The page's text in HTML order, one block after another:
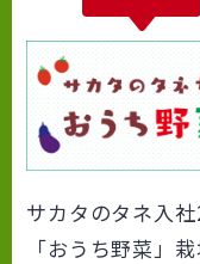
サカタのタネ入
「おうち野菜」